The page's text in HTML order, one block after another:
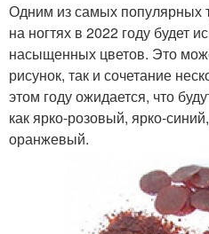
Одним из самых популярных
на ногтях в 2022 году будет
насыщенных цветов. Это
рисунок, так и сочетание
этом году ожидается, что
как ярко-розовый, ярко-
оранжевый.